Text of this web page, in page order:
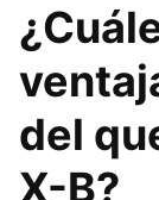
del
X-B?